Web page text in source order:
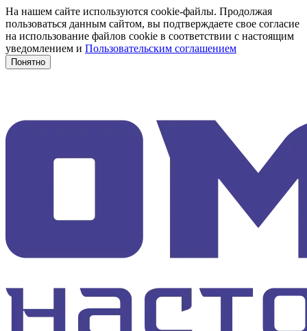
На нашем сайте используются cookie-файлы. Продолжая
пользоваться данным сайтом, вы подтверждаете свое согласие
на использование файлов cookie в соответствии с настоящим
уведомлением и Пользовательским соглашением
Понятно